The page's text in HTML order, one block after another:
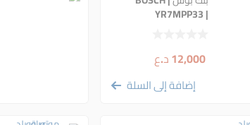
YR7MPP33 |
12,000د.ع
إضافة إلى السلة